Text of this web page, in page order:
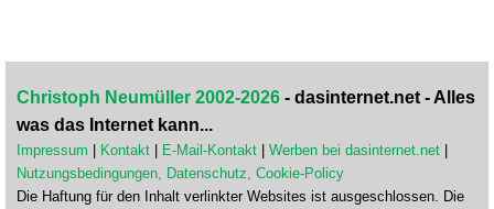
Christoph Neumüller 2002-2026 - dasinternet.net - Alles
was das Internet kann...
Impressum | Kontakt | E-Mail-Kontakt | Werben bei dasinternet.net |
Nutzungsbedingungen, Datenschutz, Cookie-Policy
Die Haftung für den Inhalt verlinkter Websites ist ausgeschlossen. Die